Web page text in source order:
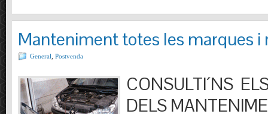
Manteniment totes les marques i
General Postvenda
CONSULTI´NS
DELS